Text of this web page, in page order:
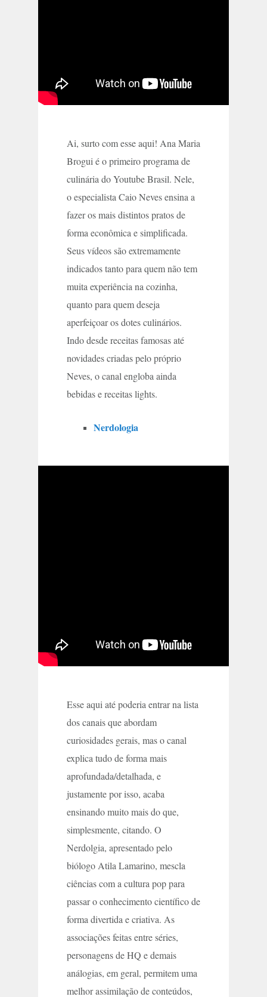
Ai, surto com esse aqui! Ana Maria
Brogui é o primeiro programa de
culinária do Youtube Brasil. Nele,
o especialista Caio Neves ensina a
fazer os mais distintos pratos de
forma econômica e simplificada.
Seus vídeos são extremamente
indicados tanto para quem não tem
muita experiência na cozinha,
quanto para quem deseja
aperfeiçoar os dotes culinários.
Indo desde receitas famosas até
novidades criadas pelo próprio
Neves, o canal engloba ainda
bebidas e receitas lights.
Nerdologia
Esse aqui até poderia entrar na lista
dos canais que abordam
curiosidades gerais, mas o canal
explica tudo de forma mais
aprofundada/detalhada, e
justamente por isso, acaba
ensinando muito mais do que,
simplesmente, citando. O
Nerdolgia, apresentado pelo
biólogo Atila Lamarino, mescla
ciências com a cultura pop para
passar o conhecimento científico de
forma divertida e criativa. As
associações feitas entre séries,
personagens de HQ e demais
análogias, em geral, permitem uma
melhor assimilação de conteúdos,